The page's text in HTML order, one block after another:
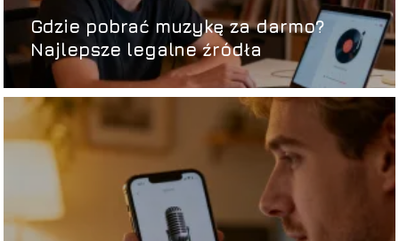
Gdzie pobrać muzykę za darmo?
Najlepsze legalne źródła